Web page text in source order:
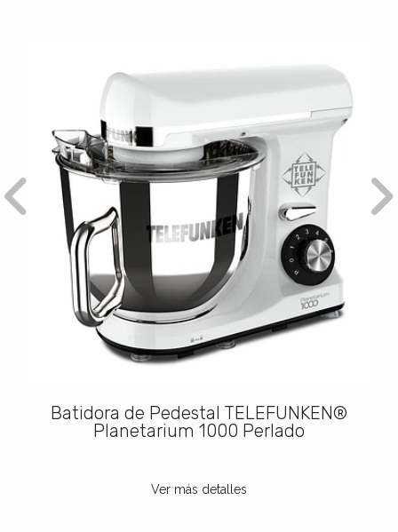
Batidora de Pedestal TELEFUNKEN®
Planetarium 1000 Perlado
Ver más detalles